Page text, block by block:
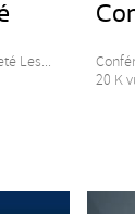
Les...
20 K